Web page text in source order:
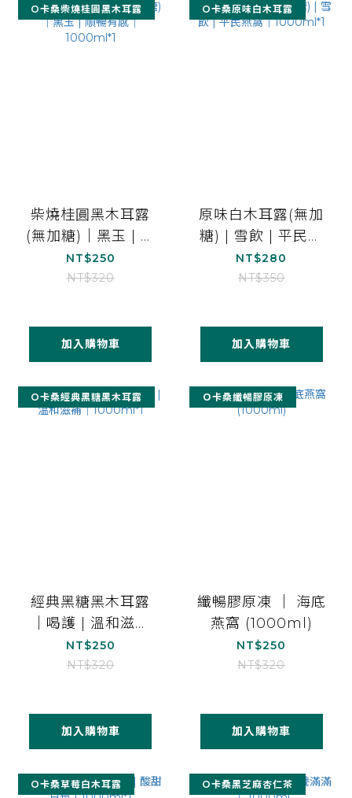
O卡桑柴燒桂圓黑木耳露
柴燒桂圓黑木耳露
(無加糖)｜黑玉 | 順
暢有感｜1000ml*1
NT$250
NT$320
加入購物車
O卡桑原味白木耳露
原味白木耳露(無加
糖) | 雪飲 | 平民燕
窩｜1000ml*1
NT$280
NT$350
加入購物車
O卡桑經典黑糖黑木耳露
經典黑糖黑木耳露
｜喝護 | 溫和滋補
｜1000ml*1
NT$250
NT$320
加入購物車
Ｏ卡桑纖暢膠原凍
纖暢膠原凍 ｜ 海底
燕窩 (1000ml)
NT$250
NT$320
加入購物車
O卡桑草莓白木耳露 O卡桑黑芝麻杏仁茶